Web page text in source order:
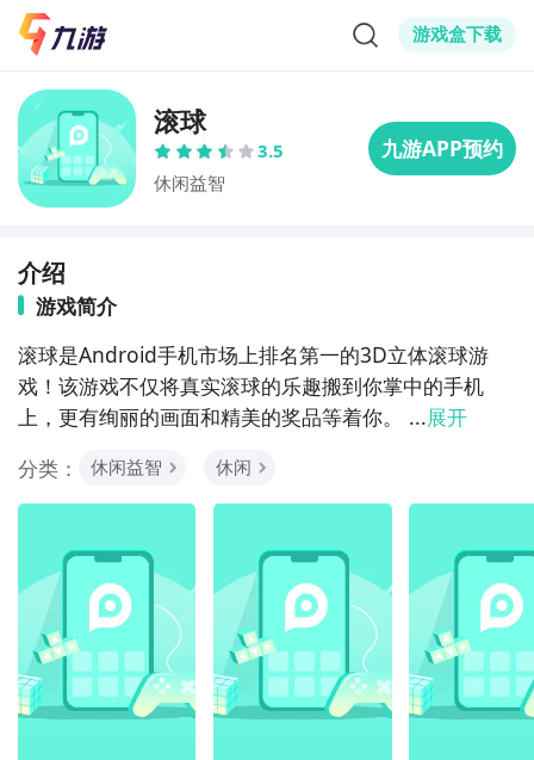
游戏盒下载
滚球
3.5
休闲益智
介绍
游戏简介
滚球是Android手机市场上排名第一的3D立体滚球游
戏！该游戏不仅将真实滚球的乐趣搬到你掌中的手机
上，更有绚丽的画面和精美的奖品等着你。 ...展开
分类：
休闲益智 休闲